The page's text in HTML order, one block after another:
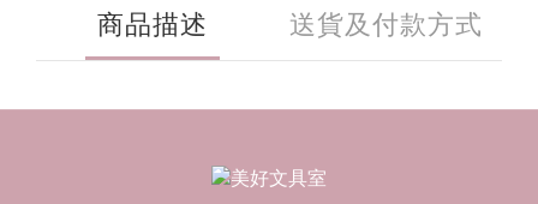
商品描述 送貨及付款方式